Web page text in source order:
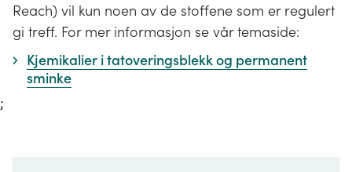
Reach) vil kun noen av de stoffene som er regulert
gi treff. For mer informasjon se vår temaside:
Kjemikalier i tatoveringsblekk og permanent
sminke
;